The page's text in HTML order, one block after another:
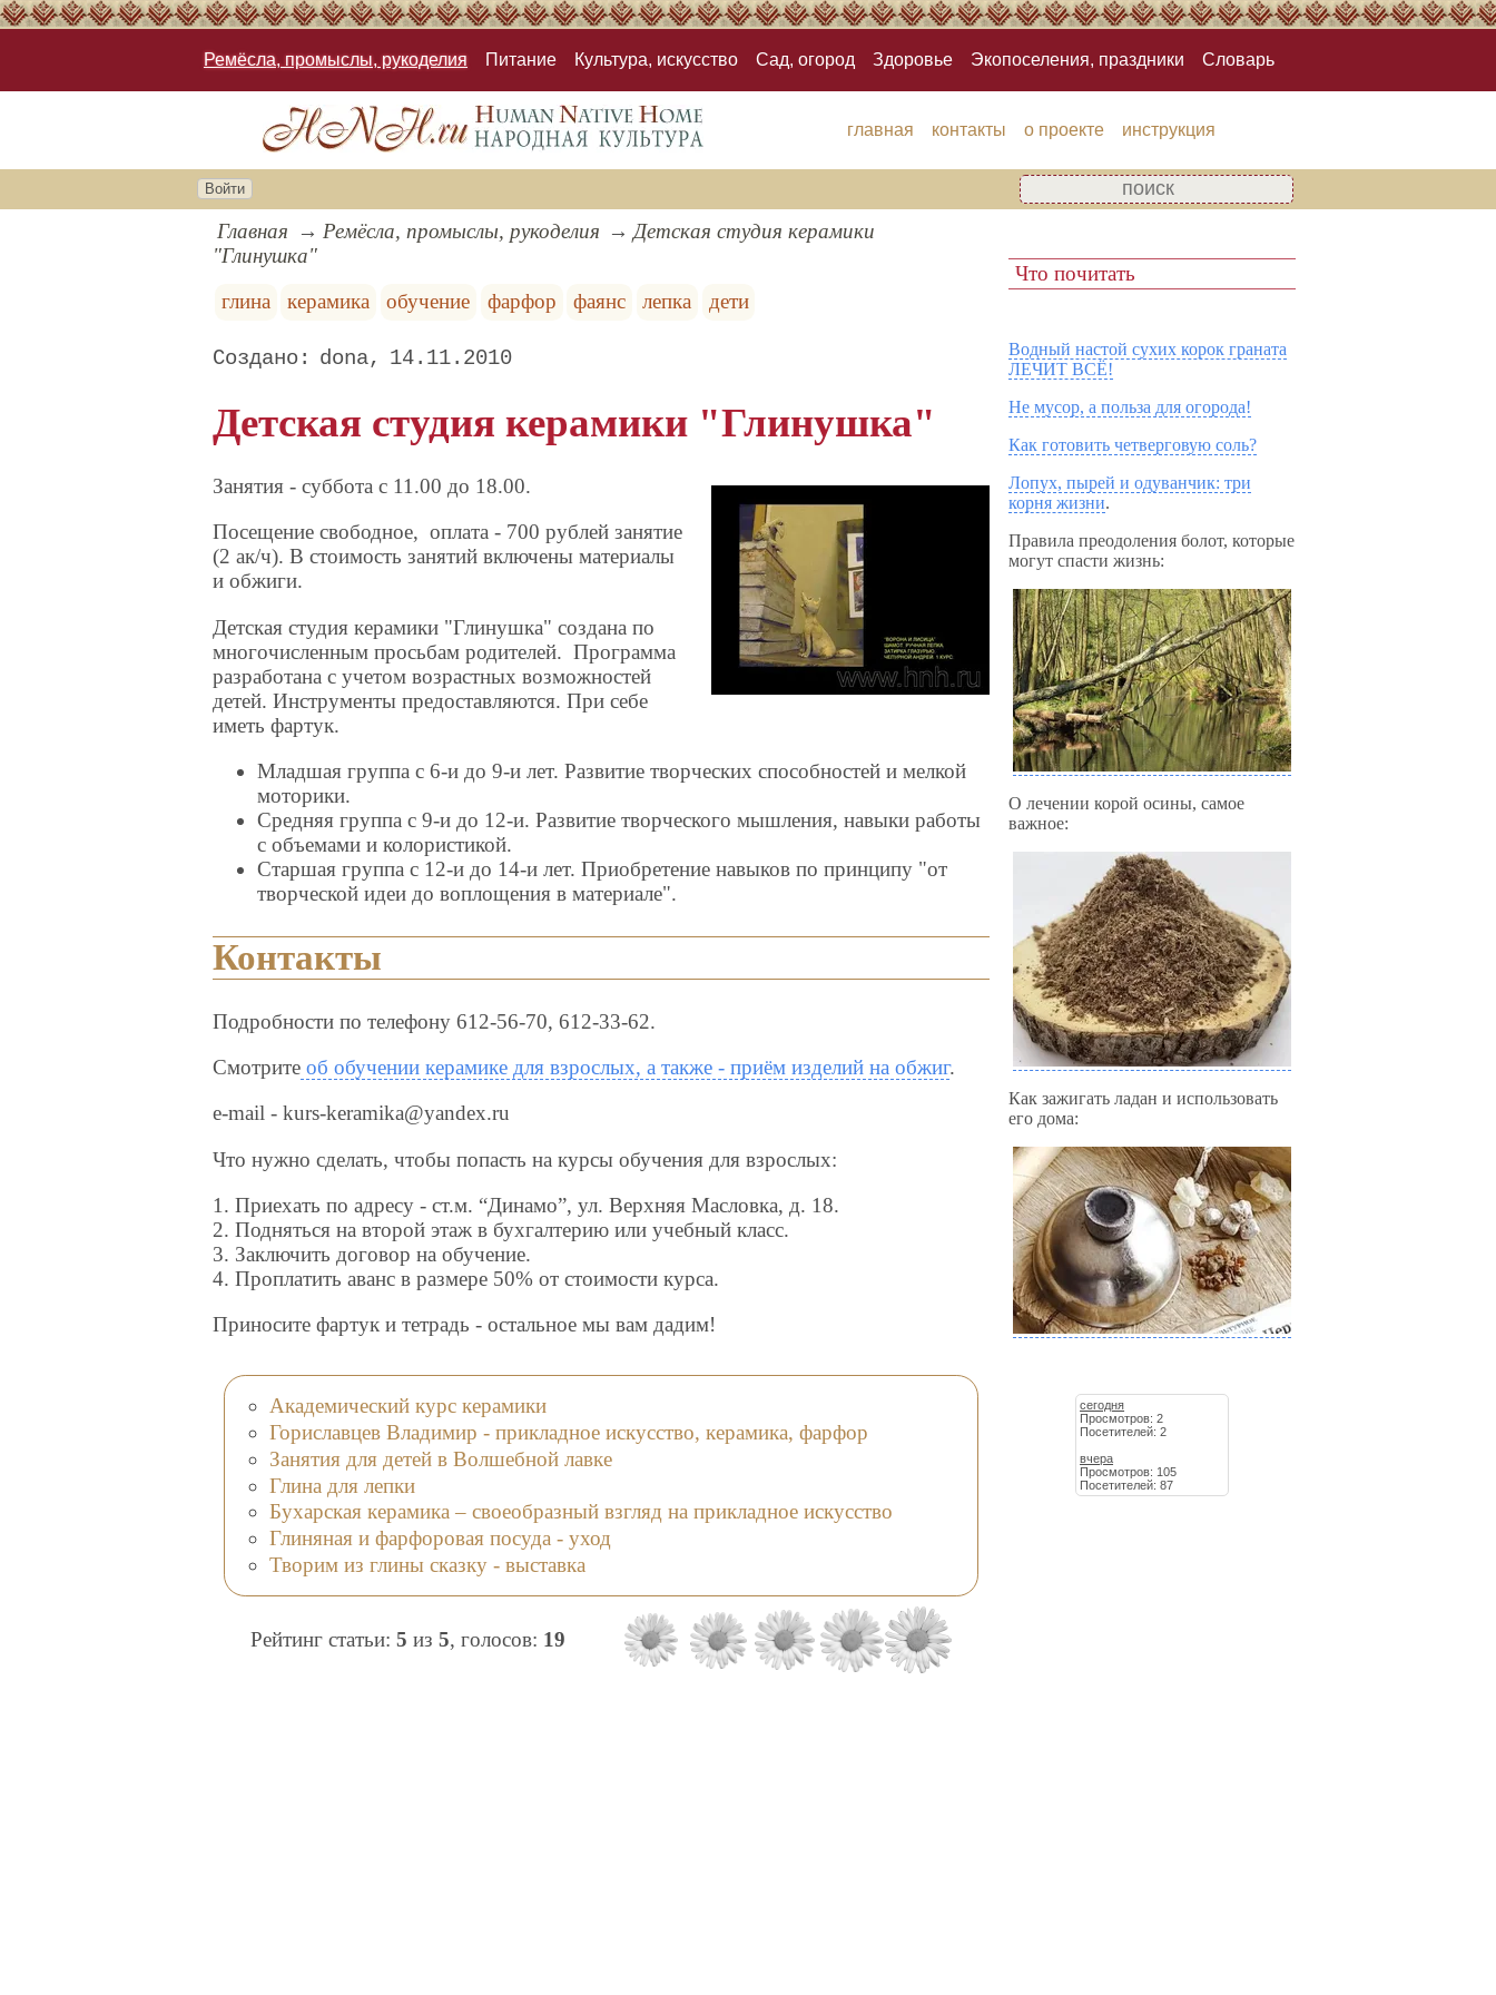
Ремёсла, промыслы, рукоделия Питание Культура, искусство Сад, огород Здоровье Экопоселения, праздники Словарь
главная контакты о проекте инструкция
Войти
Главная Ремёсла, промыслы, рукоделия
Детская студия керамики
"Глинушка"
глина
керамика обучение фарфор фаянс лепка дети
dona 14.11.2010
Детская студия керамики "Глинушка"
Занятия - суббота с 11.00 до 18.00.
Посещение свободное, оплата - 700 рублей занятие
(2 ак/ч). В стоимость занятий включены материалы
и обжиги.
Детская студия керамики "Глинушка" создана по
многочисленным просьбам родителей. Программа
разработана с учетом возрастных возможностей
детей. Инструменты предоставляются. При себе
иметь фартук.
Младшая группа с 6-и до 9-и лет. Развитие творческих способностей и мелкой
моторики.
Средняя группа с 9-и до 12-и. Развитие творческого мышления, навыки работы
с объемами и колористикой.
Старшая группа с 12-и до 14-и лет. Приобретение навыков по принципу "от
творческой идеи до воплощения в материале".
Контакты
Подробности по телефону 612-56-70, 612-33-62.
Смотрите об обучении керамике для взрослых, а также - приём изделий на обжиг.
e-mail - kurs-keramika@yandex.ru
Что нужно сделать, чтобы попасть на курсы обучения для взрослых:
1. Приехать по адресу - ст.м. “Динамо”, ул. Верхняя Масловка, д. 18.
2. Подняться на второй этаж в бухгалтерию или учебный класс.
3. Заключить договор на обучение.
4. Проплатить аванс в размере 50% от стоимости курса.
Приносите фартук и тетрадь - остальное мы вам дадим!
Академический курс керамики
Гориславцев Владимир - прикладное искусство, керамика, фарфор
Занятия для детей в Волшебной лавке
Глина для лепки
Бухарская керамика – своеобразный взгляд на прикладное искусство
Глиняная и фарфоровая посуда - уход
Творим из глины сказку - выставка
Рейтинг статьи: 5 из 5, голосов: 19
Что почитать
Водный настой сухих корок граната
ЛЕЧИТ ВСЁ!
Не мусор, а польза для огорода!
Как готовить четверговую соль?
Лопух, пырей и одуванчик: три
корня жизни.
Правила преодоления болот, которые
могут спасти жизнь:
О лечении корой осины, самое
важное:
Как зажигать ладан и использовать
его дома:
сегодня
Просмотров: 2
Посетителей: 2
вчера
Просмотров: 105
Посетителей: 87